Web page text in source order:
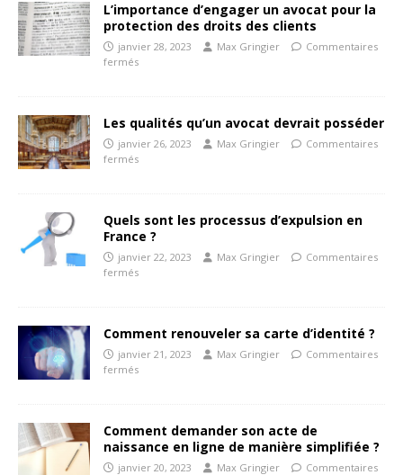
L’importance d’engager un avocat pour la
protection des droits des clients
janvier 28, 2023 Max Gringier
Commentaires
fermés
Les qualités qu’un avocat devrait posséder
janvier 26, 2023 Max Gringier
Commentaires
fermés
Quels sont les processus d’expulsion en
France ?
janvier 22, 2023 Max Gringier
Commentaires
fermés
Comment renouveler sa carte d’identité ?
janvier 21, 2023 Max Gringier
Commentaires
fermés
Comment demander son acte de
naissance en ligne de manière simplifiée ?
janvier 20, 2023 Max Gringier
Commentaires